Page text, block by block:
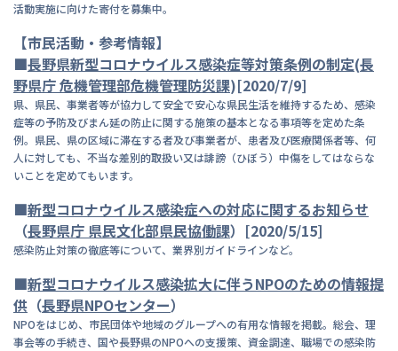
活動実施に向けた寄付を募集中。
【市民活動・参考情報】
■長野県新型コロナウイルス感染症等対策条例の制定(長
野県庁 危機管理部危機管理防災課)[2020/7/9]
県、県民、事業者等が協力して安全で安心な県民生活を維持するため、感染
症等の予防及びまん延の防止に関する施策の基本となる事項等を定めた条
例。県民、県の区域に滞在する者及び事業者が、患者及び医療関係者等、何
人に対しても、不当な差別的取扱い又は誹謗（ひぼう）中傷をしてはならな
いことを定めてもいます。
■新型コロナウイルス感染症への対応に関するお知らせ
（長野県庁 県民文化部県民協働課）[2020/5/15]
感染防止対策の徹底等について、業界別ガイドラインなど。
■新型コロナウイルス感染拡大に伴うNPOのための情報提
供 （長野県NPOセンター）
NPOをはじめ、市民団体や地域のグループへの有用な情報を掲載。総会、理
事会等の手続き、国や長野県のNPOへの支援策、資金調達、職場での感染防